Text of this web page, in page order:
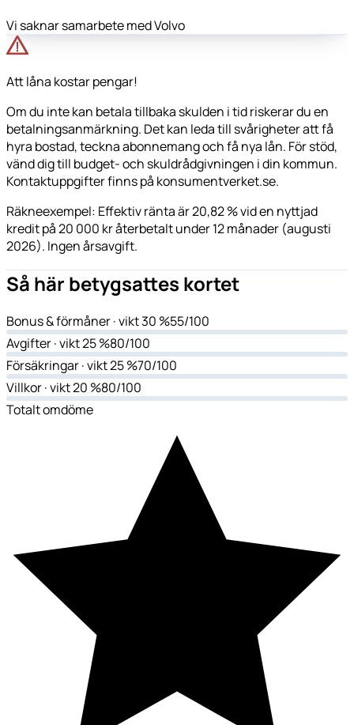
Vi saknar samarbete med Volvo
Att låna kostar pengar!
Om du inte kan betala tillbaka skulden i tid riskerar du en
betalningsanmärkning. Det kan leda till svårigheter att få
hyra bostad, teckna abonnemang och få nya lån. För stöd,
vänd dig till budget- och skuldrådgivningen i din kommun.
Kontaktuppgifter finns på konsumentverket.se.
Räkneexempel: Effektiv ränta är 20,82 % vid en nyttjad
kredit på 20 000 kr återbetalt under 12 månader (augusti
2026). Ingen årsavgift.
Så här betygsattes kortet
Bonus & förmåner· vikt 30 %55/100
Avgifter· vikt 25 %80/100
Försäkringar· vikt 25 %70/100
Villkor· vikt 20 %80/100
Totalt omdöme